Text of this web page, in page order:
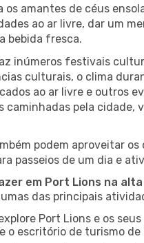
os amantes de céus
ao ar livre, dar um
bebida fresca.
inúmeros festivais
culturais, o clima
ao ar livre e outros
caminhadas pela
podem aproveitar
passeios de um dia e
em Port Lions na
das principais
Port Lions e os
o escritório de turismo